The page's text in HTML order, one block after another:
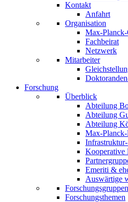
Kontakt
Anfahrt
Organisation
Max-
Fachbeirat
Netzwerk
Mitarbeiter
Forschung
Überblick
Abteilung
Abteilung
Abteilung
Max-Planck-
Kooperative
Emeriti &
Auswärtige
Forschungsgruppen
Forschungsthemen